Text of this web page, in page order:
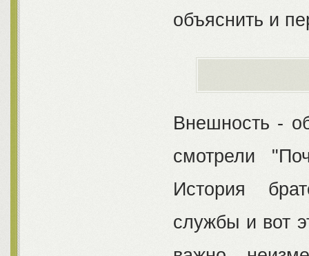
объяснить и
Внешность -
смотрели
История
службы и вот